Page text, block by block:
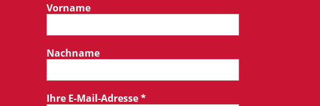
Vorname
Nachname
Ihre E-Mail-Adresse*